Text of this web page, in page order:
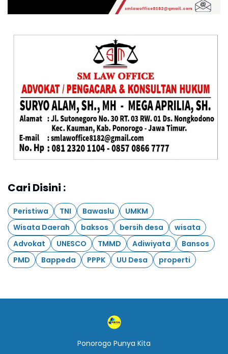
Cari Disini :
Peristiwa TNI Bawaslu
UMKM
Wisata Daerah
baksos bersih desa
wisata
Advokat
UNESCO TMMD Adiwiyata
Bansos
PMD
Bappeda PPPK UU Desa properti
Ponorogo Punya Kita